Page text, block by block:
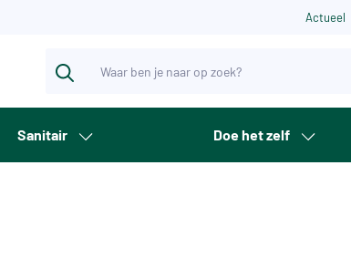
Actueel
Sanitair Doe het zelf